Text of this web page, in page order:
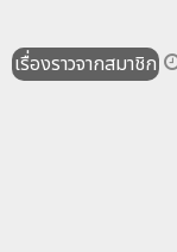
เรื่องราวจากสมาชิก